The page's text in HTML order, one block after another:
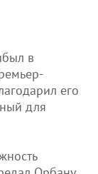
в
его
для